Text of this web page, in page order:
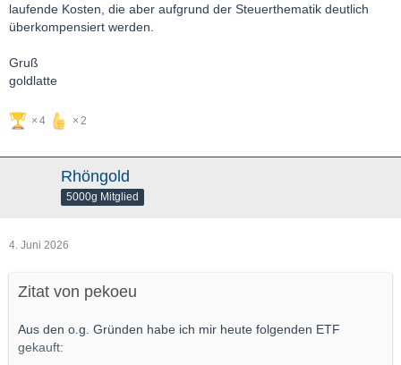
laufende Kosten, die aber aufgrund der Steuerthematik deutlich
überkompensiert werden.
Gruß
goldlatte
4 2
Rhöngold
5000g Mitglied
4. Juni 2026
Zitat von pekoeu
Aus den o.g. Gründen habe ich mir heute folgenden ETF
gekauft: